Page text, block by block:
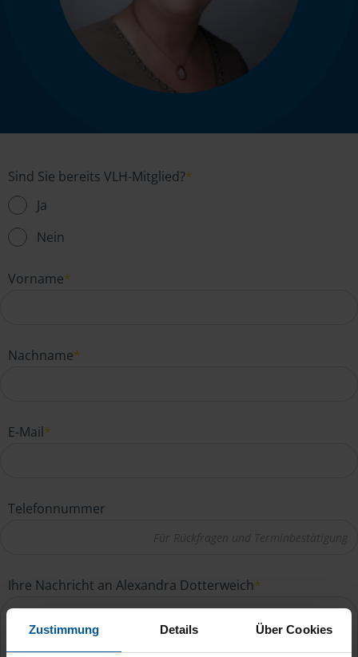
Zustimmung Details Über Cookies
Sind Sie bereits VLH-Mitglied?*
Ja
Nein
Vorname*
Nachname*
E-Mail*
Telefonnummer
Ihre Nachricht an Alexandra Dotterweich*